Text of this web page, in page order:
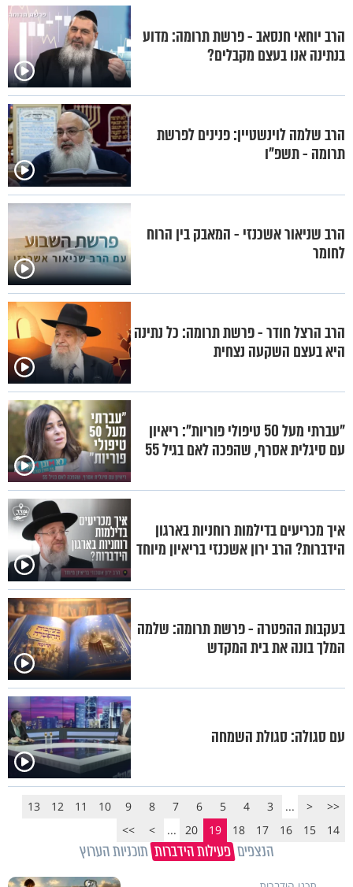
הרב יוחאי חנסאב - פרשת תרומה: מדוע
בנתינה אנו בעצם מקבלים?
הרב שלמה לוינשטיין: פנינים לפרשת
תרומה - תשפ"ו
הרב שניאור אשכנזי - המאבק בין הרוח
לחומר
הרב הרצל חודר - פרשת תרומה: כל נתינה
היא בעצם השקעה נצחית
"עברתי מעל 50 טיפולי פוריות": ריאיון
עם סיגלית אסרף, שהפכה לאם בגיל 55
איך מכריעים בדילמות רוחניות בארגון
הידברות? הרב ירון אשכנזי בריאיון מיוחד
בעקבות ההפטרה - פרשת תרומה: שלמה
המלך בונה את בית המקדש
עם סגולה: סגולת השמחה
<<
<
...
3
4
5
6
7
8
9
10
11
12
13
14
15
16
17
18
19
20
...
>
>>
הנצפים פעילות הידברות תוכניות הערוץ